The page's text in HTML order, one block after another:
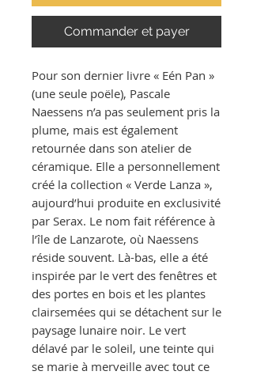
Commander et payer
Pour son dernier livre « Eén Pan »
(une seule poële), Pascale
Naessens n’a pas seulement pris la
plume, mais est également
retournée dans son atelier de
céramique. Elle a personnellement
créé la collection « Verde Lanza »,
aujourd’hui produite en exclusivité
par Serax. Le nom fait référence à
l’île de Lanzarote, où Naessens
réside souvent. Là-bas, elle a été
inspirée par le vert des fenêtres et
des portes en bois et les plantes
clairsemées qui se détachent sur le
paysage lunaire noir. Le vert
délavé par le soleil, une teinte qui
se marie à merveille avec tout ce